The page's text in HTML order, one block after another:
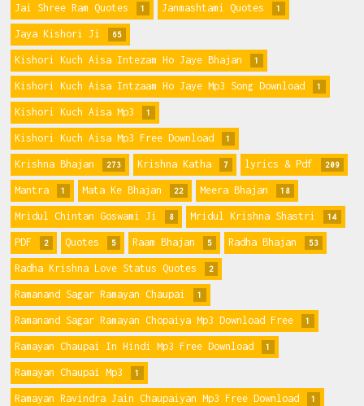
Jai Shree Ram Quotes 1 Janmashtami Quotes 1
Jaya Kishori Ji 65
Kishori Kuch Aisa Intezam Ho Jaye Bhajan 1
Kishori Kuch Aisa Intzaam Ho Jaye Mp3 Song Download 1
Kishori Kuch Aisa Mp3 1
Kishori Kuch Aisa Mp3 Free Download 1
Krishna Bhajan 273 Krishna Katha 7 lyrics & Pdf 209
Mantra 1 Mata Ke Bhajan 22 Meera Bhajan 18
Mridul Chintan Goswami Ji 8 Mridul Krishna Shastri 14
PDF 2 Quotes 5 Raam Bhajan 5 Radha Bhajan 53
Radha Krishna Love Status Quotes 2
Ramanand Sagar Ramayan Chaupai 1
Ramanand Sagar Ramayan Chopaiya Mp3 Download Free 1
Ramayan Chaupai In Hindi Mp3 Free Download 1
Ramayan Chaupai Mp3 1
Ramayan Ravindra Jain Chaupaiyan Mp3 Free Download 1